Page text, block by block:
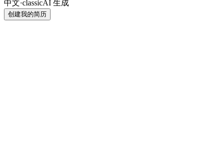
中文·classicAI 生成
创建我的简历